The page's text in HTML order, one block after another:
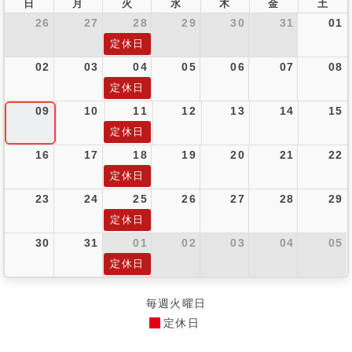
日 月 火 水 木 金 土
26 27 28 29 30 31 01
定休日
02 03 04 05 06 07 08
定休日
09 10 11 12 13 14 15
定休日
16 17 18 19 20 21 22
定休日
23 24 25 26 27 28 29
定休日
30 31 01 02 03 04 05
定休日
毎週火曜日
定休日